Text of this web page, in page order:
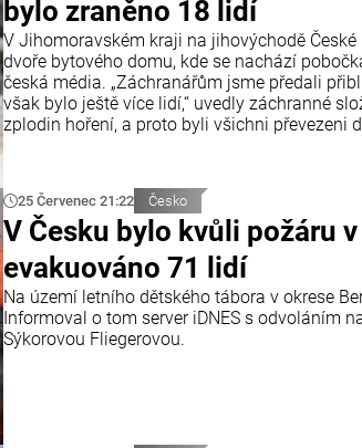
bylo zraněno 18 lidí
V Jihomoravském kraji na jihovýchodě
dvoře bytového domu, kde se nachází
česká média. „Záchranářům jsme předali
však bylo ještě více lidí,“ uvedly záchranné
zplodin hoření, a proto byli všichni převezeni
25 Červenec 21:22 Česko
V Česku bylo kvůli požáru
evakuováno 71 lidí
Na území letního dětského tábora v okrese
Informoval o tom server iDNES s odvoláním
Sýkorovou Fliegerovou.